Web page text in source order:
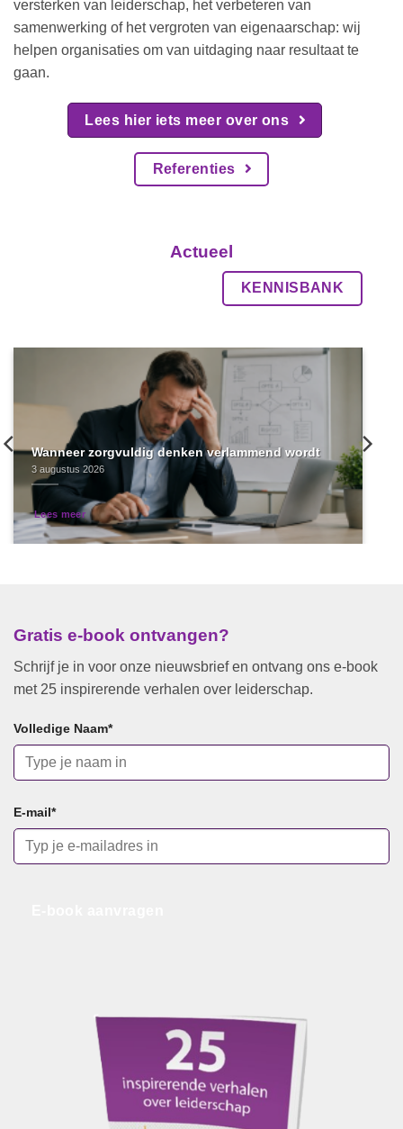
versterken van leiderschap, het verbeteren van
samenwerking of het vergroten van eigenaarschap: wij
helpen organisaties om van uitdaging naar resultaat te
gaan.
Lees hier iets meer over ons
Referenties
Actueel
KENNISBANK
Wanneer zorgvuldig denken verlammend wordt
3 augustus 2026
Lees meer
Gratis e-book ontvangen?
Schrijf je in voor onze nieuwsbrief en ontvang ons e-book
met 25 inspirerende verhalen over leiderschap.
Volledige Naam*
E-mail*